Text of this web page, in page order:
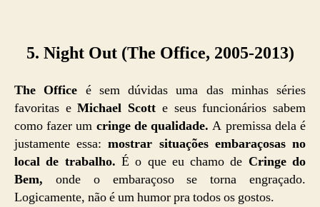
5. Night Out (The Office, 2005-2013)
The Office é sem dúvidas uma das minhas séries
favoritas eMichael Scott e seus funcionários sabem
como fazer um cringe de qualidade. A premissa dela é
justamente essa:mostrar situações embaraçosas no
local de trabalho. É o que eu chamo de Cringe do
Bem, onde o embaraçoso se torna engraçado.
Logicamente, não é um humor pra todos os gostos.